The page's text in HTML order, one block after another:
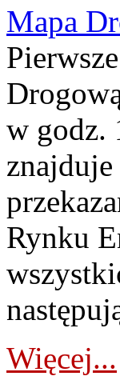
Mapa
w godz.
Rynku
Więcej...